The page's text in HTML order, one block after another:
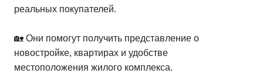
реальных покупателей.
🏡 Они помогут получить представление о
новостройке, квартирах и удобстве
местоположения жилого комплекса.